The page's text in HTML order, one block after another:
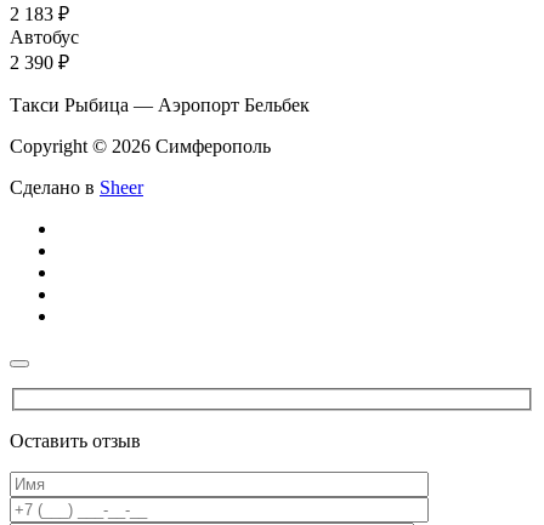
2 183 ₽
Автобус
2 390 ₽
Такси Рыбица — Аэропорт Бельбек
Copyright © 2026 Симферополь
Сделано в Sheer
Оставить отзыв